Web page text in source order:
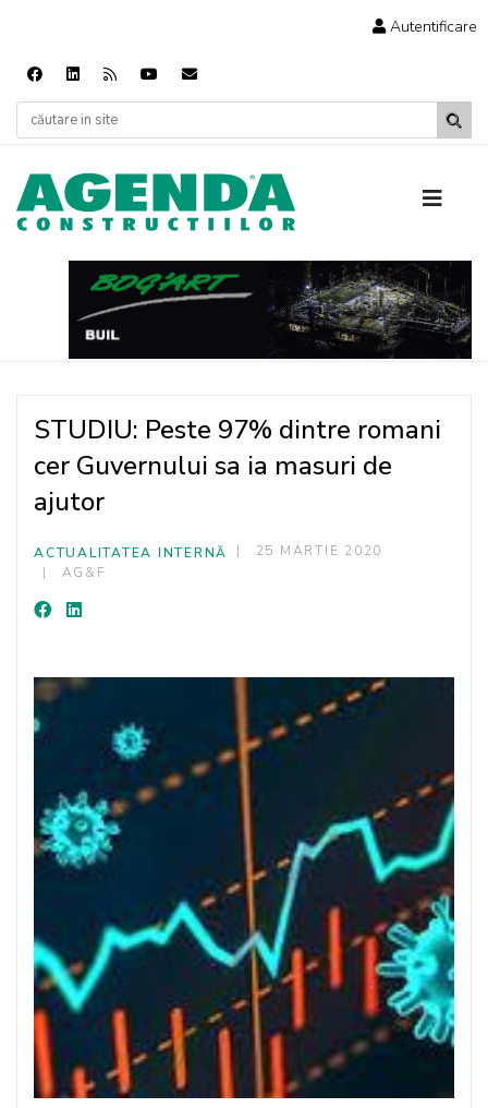
Autentificare
STUDIU: Peste 97% dintre romani
cer Guvernului sa ia masuri de
ajutor
ACTUALITATEA INTERNĂ
25 MARTIE 2020
AG&F